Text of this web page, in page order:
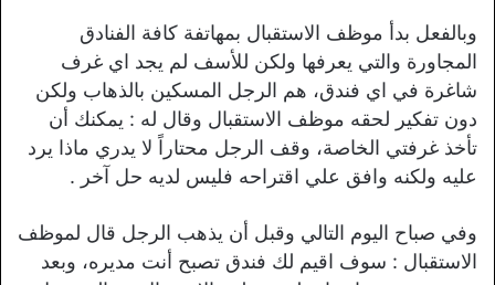
وبالفعل بدأ موظف الاستقبال بمهاتفة كافة الفنادق
المجاورة والتي يعرفها ولكن للأسف لم يجد اي غرف
شاغرة في اي فندق، هم الرجل المسكين بالذهاب ولكن
دون تفكير لحقه موظف الاستقبال وقال له : يمكنك أن
تأخذ غرفتي الخاصة، وقف الرجل محتاراً لا يدري ماذا يرد
عليه ولكنه وافق علي اقتراحه فليس لديه حل آخر .
وفي صباح اليوم التالي وقبل أن يذهب الرجل قال لموظف
الاستقبال : سوف اقيم لك فندق تصبح أنت مديره، وبعد